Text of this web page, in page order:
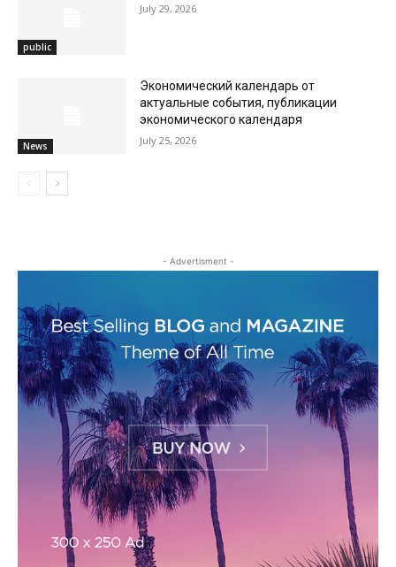
public
July 29, 2026
News
Экономический календарь от
актуальные события, публикации
экономического календаря
July 25, 2026
- Advertisment -